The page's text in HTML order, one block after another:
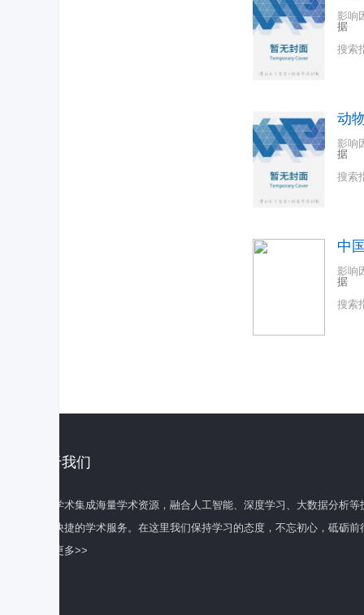
影响
据
搜索
动
影响
据
搜索
中
影响
据
搜索
关于我们
百度学术集成海量学术资源，融合人工智能、深度学习、大数据分析
全面快捷的学术服务。在这里我们保持学习的态度，不忘初心，砥砺前
了解更多>>